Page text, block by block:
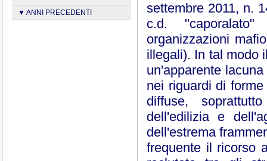
▼ ANNI PRECEDENTI
settembre 2011, n.
c.d.
organizzazioni
illegali). In tal modo
un'apparente
nei riguardi di
diffuse,
dell'edilizia e
dell'estrema
frequente il ricorso